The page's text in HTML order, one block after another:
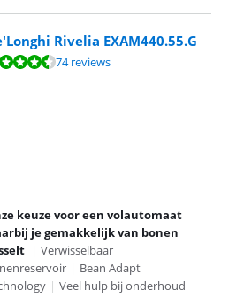
Rivelia EXAM440.55.G
op 74 reviews.
74 reviews
keuze voor een volautomaat
je gemakkelijk van bonen
| Verwisselbaar
| Bean Adapt
| Veel hulp bij onderhoud